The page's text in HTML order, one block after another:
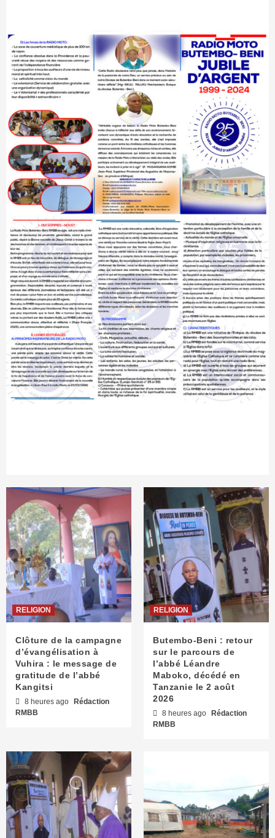
RELIGION
Clôture de la campagne
d’évangélisation à
Vuhira : le message de
gratitude de l’abbé
Kangitsi
8 heures ago
Rédaction
RMBB
RELIGION
Butembo-Beni : retour
sur le parcours de
l’abbé Léandre
Maboko, décédé en
Tanzanie le 2 août
2026
8 heures ago
Rédaction
RMBB